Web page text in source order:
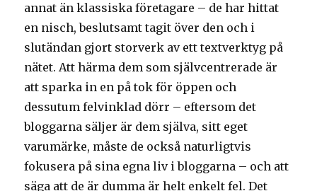
annat än klassiska företagare – de har hittat
en nisch, beslutsamt tagit över den och i
slutändan gjort storverk av ett textverktyg på
nätet. Att härma dem som självcentrerade är
att sparka in en på tok för öppen och
dessutum felvinklad dörr – eftersom det
bloggarna säljer är dem själva, sitt eget
varumärke, måste de också naturligtvis
fokusera på sina egna liv i bloggarna – och att
säga att de är dumma är helt enkelt fel. Det